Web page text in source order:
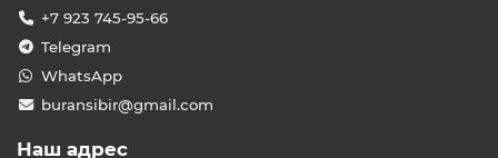
+7 923 745-95-66
Telegram
WhatsApp
buransibir@gmail.com
Наш адрес